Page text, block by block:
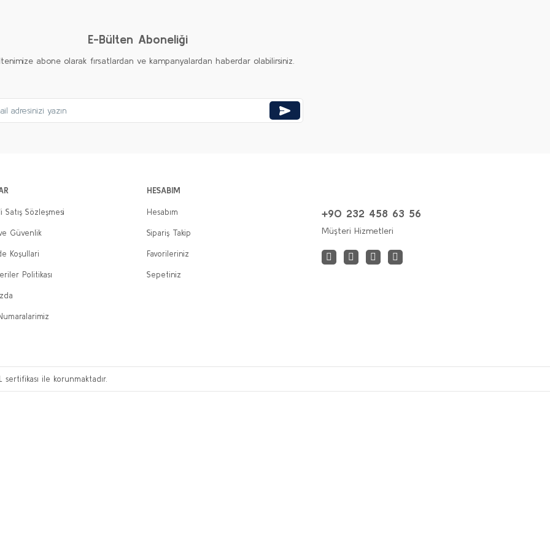
E-Bülten Aboneliği
abone olarak fırsatlardan ve kampanyalardan haberdar olabilirsiniz.
Satış Sözleşmesi
Güvenlik
Koşullari
Politikası
HESABIM
Hesabım
Sipariş Takip
Favorileriniz
Sepetiniz
+90 232 458 63 56
Müşteri Hizmetleri
sertifikası ile korunmaktadır.